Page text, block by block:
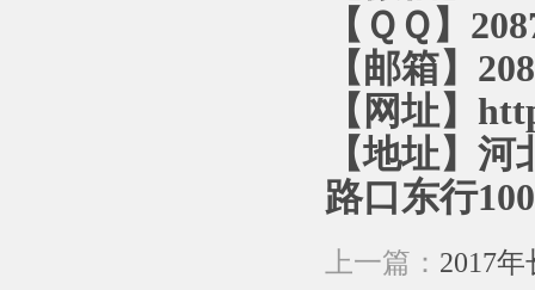
【ＱＱ】
【邮箱】
【网址】
【地址】
路口东行
上一篇： 2017